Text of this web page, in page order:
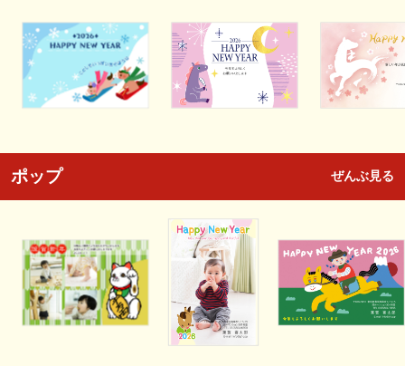
ポップ ぜんぶ見る